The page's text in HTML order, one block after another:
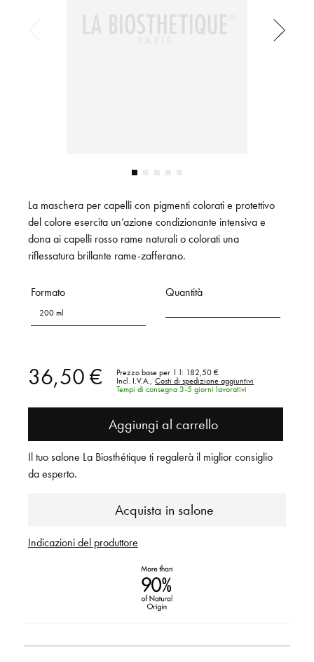
La maschera per capelli con pigmenti colorati e protettivo
del colore esercita un’azione condizionante intensiva e
dona ai capelli rosso rame naturali o colorati una
riflessatura brillante rame-zafferano.
Formato
200 ml
Quantità
36,50 € Prezzo base per 1 l: 182,50 €
Incl. I.V.A.,
Costi di spedizione aggiuntivi
Tempi di consegna 3-5 giorni lavorativi
Aggiungi al carrello
Acquista in salone
Il tuo salone La Biosthétique ti regalerà il miglior consiglio
da esperto.
Indicazioni del produttore